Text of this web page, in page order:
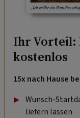
Ihr Vorteil:
kostenlos
15x nach Hause
Wunsch-
liefern lassen